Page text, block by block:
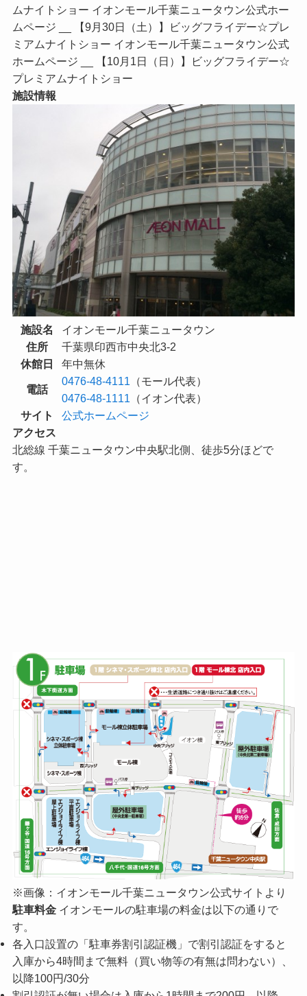
ムナイトショー イオンモール千葉ニュータウン公式ホー
ムページ __ 【9月30日（土）】ビッグフライデー☆プレ
ミアムナイトショー イオンモール千葉ニュータウン公式
ホームページ __ 【10月1日（日）】ビッグフライデー☆
プレミアムナイトショー
施設情報
施設名
イオンモール千葉ニュータウン
住所
千葉県印西市中央北3-2
休館日
年中無休
電話
0476-48-4111 （モール代表）
0476-48-1111 （イオン代表）
サイト
公式ホームページ
アクセス
北総線 千葉ニュータウン中央駅北側、徒歩5分ほどで
す。
※画像：イオンモール千葉ニュータウン公式サイトより
駐車料金イオンモールの駐車場の料金は以下の通りで
す。
各入口設置の「駐車券割引認証機」で割引認証をすると
入庫から4時間まで無料（買い物等の有無は問わない）、
以降100円/30分